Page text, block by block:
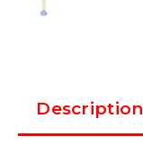
Description